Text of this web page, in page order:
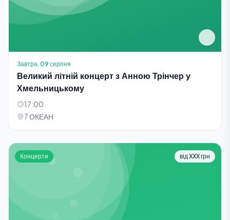
Завтра, 09 серпня
Великий літній концерт з Анною Трінчер у
Хмельницькому
17:00
7 ОКЕАН
Концерти від XXX грн